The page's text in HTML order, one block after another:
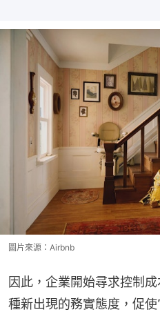
圖片來源：Airbnb
因此，企業開始尋求控制
種新出現的務實態度，促